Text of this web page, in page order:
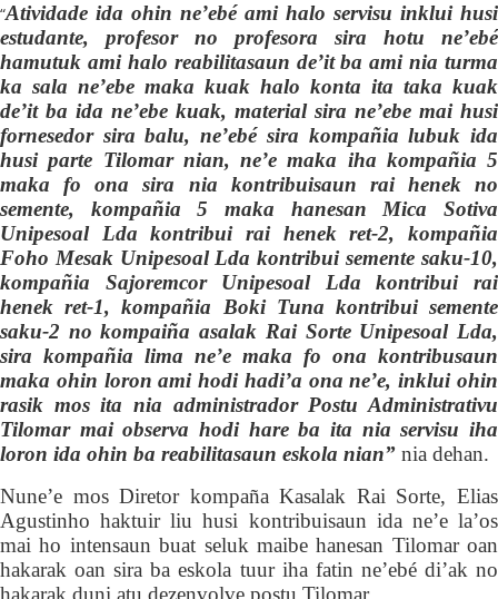
“Atividade ida ohin ne’ebé ami halo servisu inklui husi
estudante, profesor no profesora sira hotu ne’ebé
hamutuk ami halo reabilitasaun de’it ba ami nia turma
ka sala ne’ebe maka kuak halo konta ita taka kuak
de’it ba ida ne’ebe kuak, material sira ne’ebe mai husi
fornesedor sira balu, ne’ebé sira kompañia lubuk ida
husi parte Tilomar nian, ne’e maka iha kompañia 5
maka fo ona sira nia kontribuisaun rai henek no
semente, kompañia 5 maka hanesan Mica Sotiva
Unipesoal Lda kontribui rai henek ret-2, kompañia
Foho Mesak Unipesoal Lda kontribui semente saku-10,
kompañia Sajoremcor Unipesoal Lda kontribui rai
henek ret-1, kompañia Boki Tuna kontribui semente
saku-2 nokompaiña asalak Rai Sorte Unipesoal Lda,
sira kompañia lima ne’e maka fo ona kontribusaun
maka ohin loron ami hodi hadi’a ona ne’e, inklui ohin
rasik mos ita nia administrador Postu Administrativu
Tilomar mai observa hodi hare ba ita nia servisu iha
loron ida ohin ba reabilitasaun eskola nian” nia dehan.
Nune’e mos Diretor kompañaKasalak Rai Sorte, Elias
Agustinho haktuir liu husi kontribuisaun ida ne’e la’os
mai ho intensaun buat seluk maibe hanesan Tilomaroan
hakarak oan sira ba eskola tuur iha fatin ne’ebé di’ak no